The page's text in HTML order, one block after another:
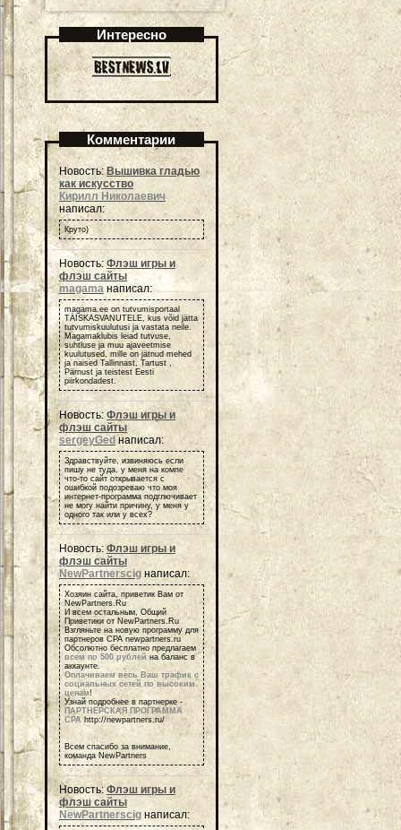
Интересно
Комментарии
Новость:Вышивка гладью
как искусство
Кирилл Николаевич
написал:
Круто)
Новость: Флэш игры и
флэш сайты
magamaнаписал:
magama.ee on tutvumisportaal
TÄISKASVANUTELE, kus võid jätta
tutvumiskuulutusi ja vastata neile.
Magamaklubis leiad tutvuse,
suhtluse ja muu ajaveetmise
kuulutused, mille on jätnud mehed
ja naised Tallinnast, Tartust ,
Pärnust ja teistest Eesti
piirkondadest.
Новость:Флэш игры и
флэш сайты
sergeyGedнаписал:
Здравствуйте, извиняюсь если
пишу не туда, у меня на компе
что-то сайт открывается с
ошибкой подозреваю что моя
интернет-программа подглючивает
не могу найти причину, у меня у
одного так или у всех?
Новость: Флэш игры и
флэш сайты
NewPartnerscig написал:
Хозяин сайта, приветик Вам от
NewPartners.Ru
И всем остальным, Общий
Приветики от NewPartners.Ru
Взгляньте на новую программу для
партнеров СРА newpartners.ru
Обсолютно бесплатно предлагаем
всем по 500 рублей на баланс в
аккаунте.
Оплачиваем весь Ваш трафик с
социальных сетей по высоким
ценам!
Узнай подробнее в партнерке -
ПАРТНЕРСКАЯ ПРОГРАММА
СРА http://newpartners.ru/
Всем спасибо за внимание,
команда NewPartners
Новость: Флэш игры и
флэш сайты
NewPartnerscig написал: